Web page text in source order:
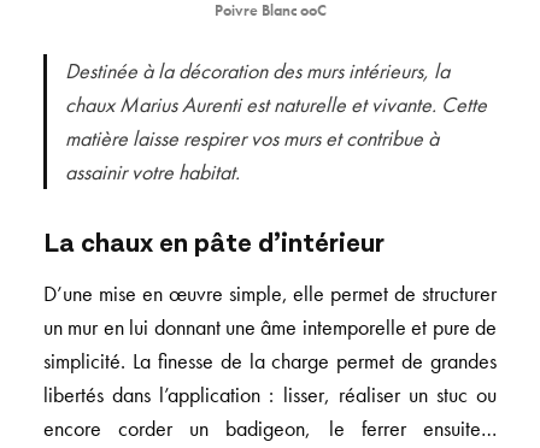
Poivre Blanc ooC
Destinée à la décoration des murs intérieurs, la
chaux Marius Aurenti est naturelle et vivante. Cette
matière laisse respirer vos murs et contribue à
assainir votre habitat.
La chaux en pâte d’intérieur
D’une mise en œuvre simple, elle permet de structurer
un mur en lui donnant une âme intemporelle et pure de
simplicité. La finesse de la charge permet de grandes
libertés dans l’application : lisser, réaliser un stuc ou
encore corder un badigeon, le ferrer ensuite…